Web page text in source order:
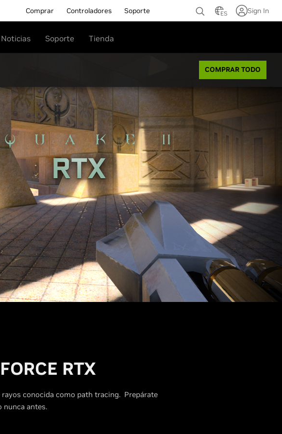
Comprar Controladores Soporte ES Sign In
Noticias Soporte Tienda
COMPRAR TODO
RTX
rayos conocida como path tracing. Prepárate
nunca antes.